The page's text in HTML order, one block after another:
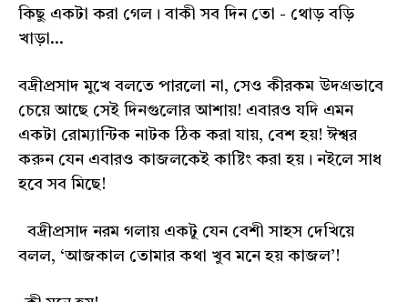
কিছু একটা করা গেল। বাকী সব দিন তো - থোড় বড়ি
খাড়া...
বদ্রীপ্রসাদ মুখে বলতে পারলো না, সেও কীরকম উদগ্রভাবে
চেয়ে আছে সেই দিনগুলোর আশায়! এবারও যদি এমন
একটা রোম্যান্টিক নাটক ঠিক করা যায়, বেশ হয়! ঈশ্বর
করুন যেন এবারও কাজলকেই কাষ্টিং করা হয়। নইলে সাধ
হবে সব মিছে!
বদ্রীপ্রসাদ নরম গলায় একটু যেন বেশী সাহস দেখিয়ে
বলল, ‘আজকাল তোমার কথা খুব মনে হয় কাজল’!